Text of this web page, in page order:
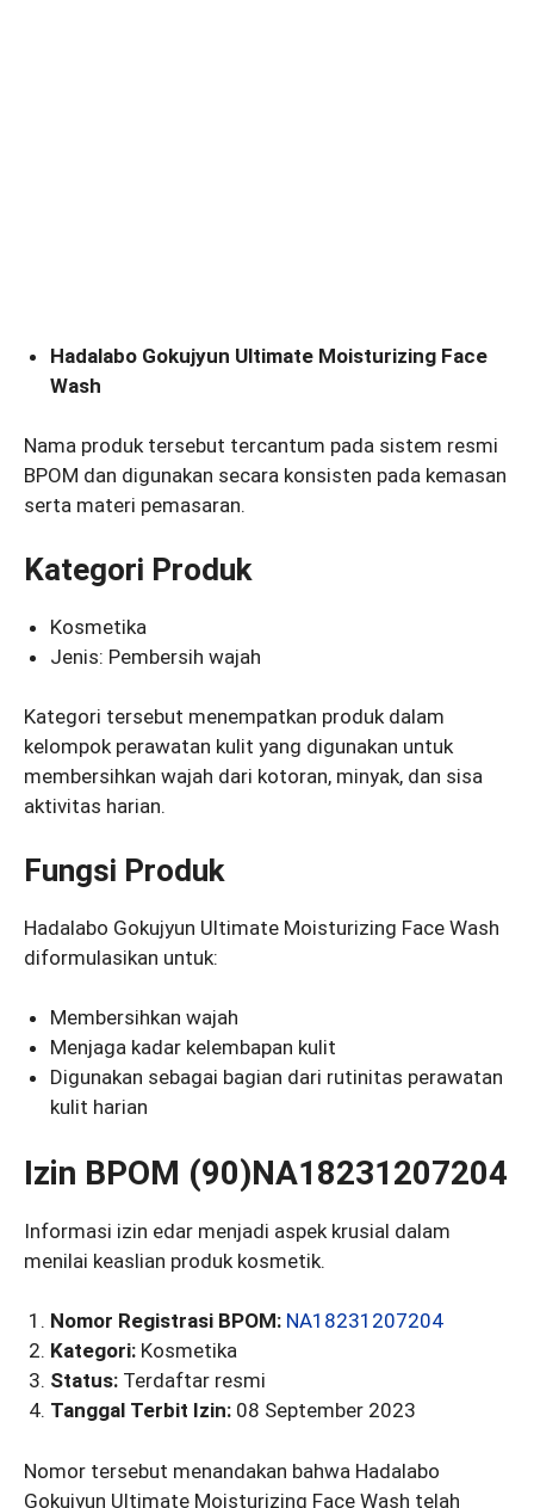
Hadalabo Gokujyun Ultimate Moisturizing Face
Wash
Nama produk tersebut tercantum pada sistem resmi
BPOM dan digunakan secara konsisten pada kemasan
serta materi pemasaran.
Kategori Produk
Kosmetika
Jenis: Pembersih wajah
Kategori tersebut menempatkan produk dalam
kelompok perawatan kulit yang digunakan untuk
membersihkan wajah dari kotoran, minyak, dan sisa
aktivitas harian.
Fungsi Produk
Hadalabo Gokujyun Ultimate Moisturizing Face Wash
diformulasikan untuk:
Membersihkan wajah
Menjaga kadar kelembapan kulit
Digunakan sebagai bagian dari rutinitas perawatan
kulit harian
Izin BPOM (90)NA18231207204
Informasi izin edar menjadi aspek krusial dalam
menilai keaslian produk kosmetik.
Nomor Registrasi BPOM: NA18231207204
Kategori: Kosmetika
Status: Terdaftar resmi
Tanggal Terbit Izin: 08 September 2023
Nomor tersebut menandakan bahwa Hadalabo
Gokujyun Ultimate Moisturizing Face Wash telah